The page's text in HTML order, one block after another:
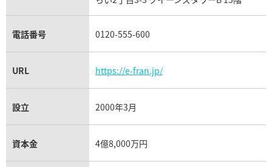
チューダー（チュードル）買取
電話番号 0120-555-600
URL https://e-fran.jp/
設立 2000年3月
資本金 4億8,000万円